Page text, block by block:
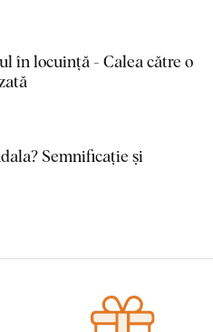
în locuință - Calea către o
Semnificație și